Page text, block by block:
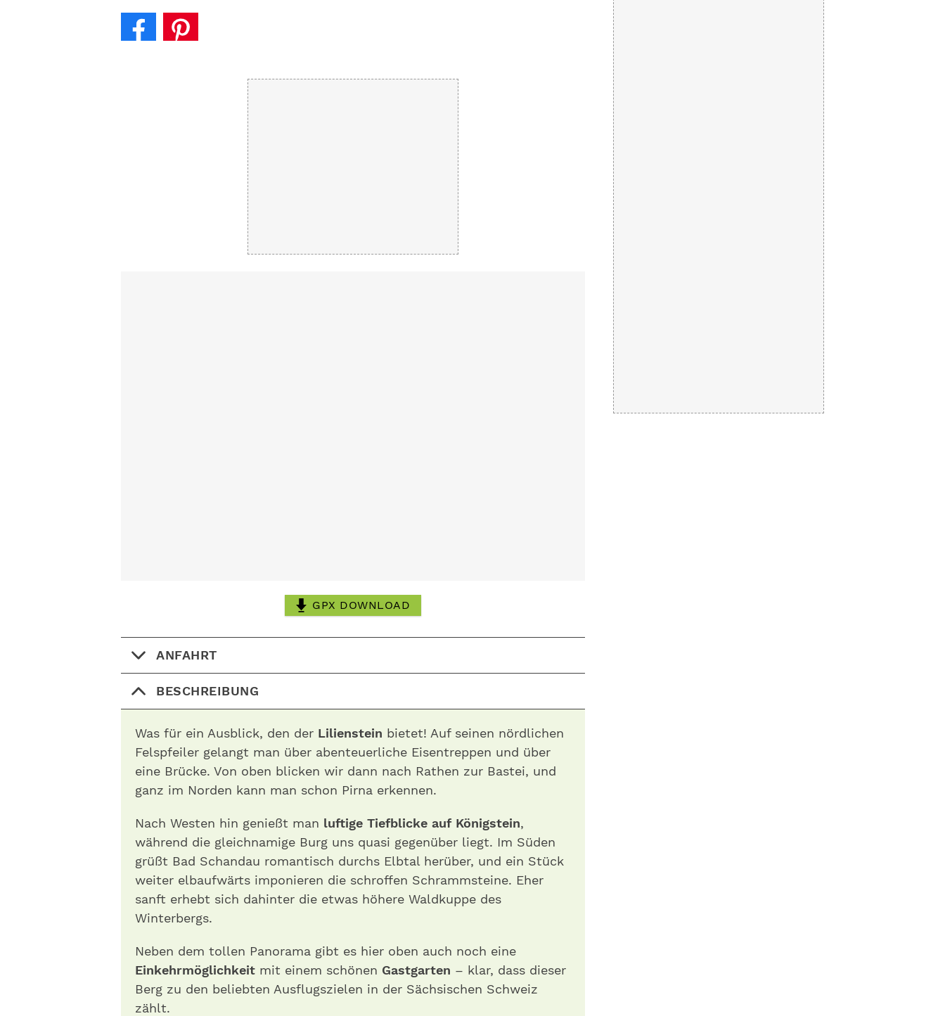
GPX DOWNLOAD
ANFAHRT
BESCHREIBUNG
Was für ein Ausblick, den der Lilienstein bietet! Auf seinen nördlichen
Felspfeiler gelangt man über abenteuerliche Eisentreppen und über
eine Brücke. Von oben blicken wir dann nach Rathen zur Bastei, und
ganz im Norden kann man schon Pirna erkennen.
Nach Westen hin genießt man luftige Tiefblicke auf Königstein,
während die gleichnamige Burg uns quasi gegenüber liegt. Im Süden
grüßt Bad Schandau romantisch durchs Elbtal herüber, und ein Stück
weiter elbaufwärts imponieren die schroffen Schrammsteine. Eher
sanft erhebt sich dahinter die etwas höhere Waldkuppe des
Winterbergs.
Neben dem tollen Panorama gibt es hier oben auch noch eine
Einkehrmöglichkeit mit einem schönen Gastgarten – klar, dass dieser
Berg zu den beliebten Ausflugszielen in der Sächsischen Schweiz
zählt.